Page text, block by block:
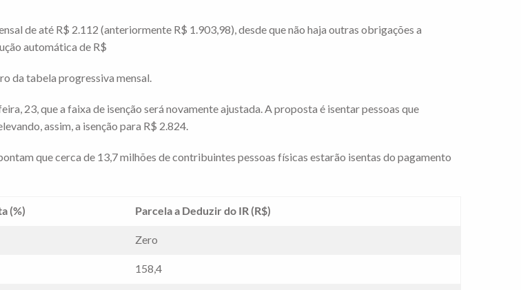
de até R$ 2.112 (anteriormente R$ 1.903,98), desde que não haja outras obrigações a
automática de R$
da tabela progressiva mensal.
23, que a faixa de isenção será novamente ajustada. A proposta é isentar pessoas que
assim, a isenção para R$ 2.824.
que cerca de 13,7 milhões de contribuintes pessoas físicas estarão isentas do pagamento
(%) Parcela a Deduzir do IR (R$)
Zero
158,4